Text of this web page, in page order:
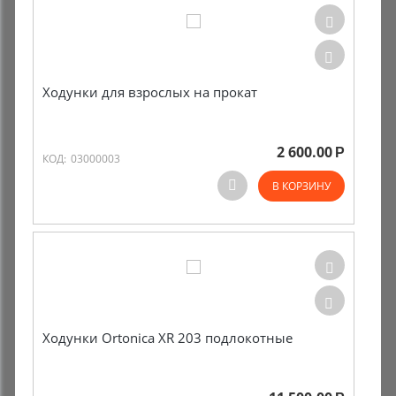
Ходунки для взрослых на прокат
КОД: 03000003 2 600.00 Р
В КОРЗИНУ
Ходунки Ortonica XR 203 подлокотные